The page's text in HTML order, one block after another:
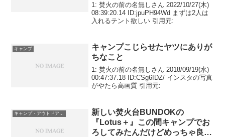
1: 焚火の前の名無しさん 2022/10/27(木)
08:39:20.14 ID:jpuPH94Wd まずは2人は
入れるテント欲しい 引用元:
キャンプ
キャンプこじらせたヤツにありが
ちなこと
1: 焚火の前の名無しさん 2018/09/19(水)
00:47:37.18 ID:CSg6IDZ/ インスタの写真
がやたら高画質 引用元:
新しい焚火台BUNDOKの
『Lotus＋』この間キャンプでお
ろしてみたんだけどめっちゃ良か